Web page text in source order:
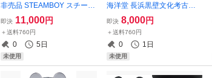
非売品 STEAMBOY スチーム
ボーイ 映画完成記念 記念オ
ブジェ スチームボール/未使
用
即決 11,000円
＋送料760円
0 5日
未使用
海洋堂 長浜黒壁文化考古学
琵琶湖ネイチャーミュージア
ム限定 5種セット/未開封
即決 8,000円
＋送料760円
0 1日
未使用